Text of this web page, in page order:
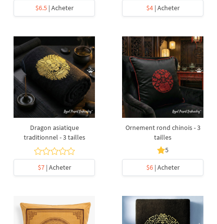
$6.5| Acheter $4| Acheter
Dragon asiatique
traditionnel - 3 tailles
$7| Acheter
Ornement rond chinois - 3
tailles
5
$6| Acheter